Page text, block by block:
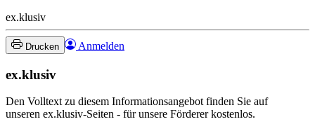
ex.klusiv
Drucken Anmelden
ex.klusiv
Den Volltext zu diesem Informationsangebot finden Sie auf
unseren ex.klusiv-Seiten - für unsere Förderer kostenlos.